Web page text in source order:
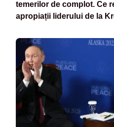
temerilor de complot. Ce
apropiații liderului de la